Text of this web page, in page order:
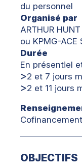
du personnel
Organisé par
ARTHUR
ou KPMG-ACE
Durée
En présentiel
2 et 7 jours
2 et 11 jours
OBJECTIFS